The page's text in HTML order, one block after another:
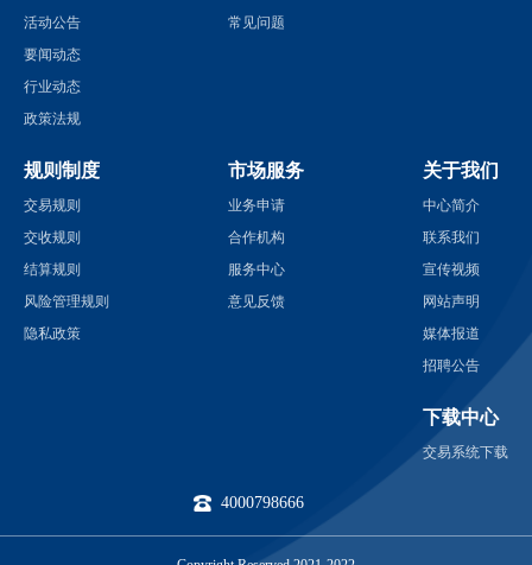
活动公告
要闻动态
行业动态
政策法规
常见问题
规则制度
交易规则
交收规则
结算规则
风险管理规则
隐私政策
市场服务
业务申请
合作机构
服务中心
意见反馈
关于我们
中心简介
联系我们
宣传视频
网站声明
媒体报道
招聘公告
下载中心
交易系统下载
4000798666